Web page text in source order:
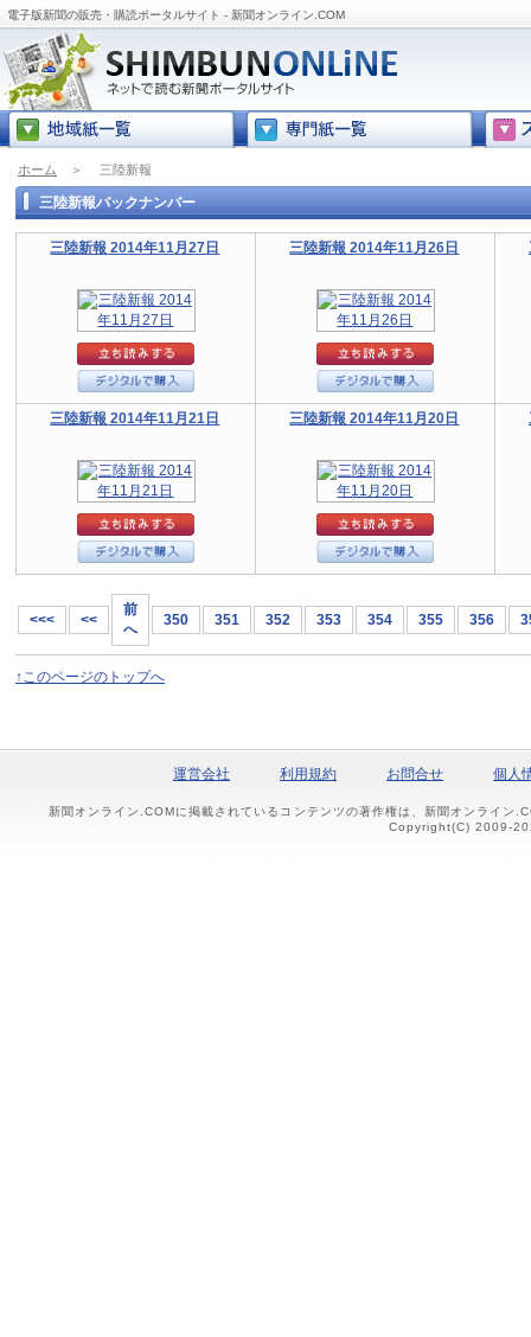
電子版新聞の販売・購読ポータルサイト - 新聞オンライン.COM
ホーム ＞ 三陸新報
三陸新報バックナンバー
三陸新報 2014年11月27日 三陸新報 2014年11月26日
三陸新報 2014年11月21日 三陸新報 2014年11月20日
<<< <<
前
へ
350 351 352 353 354 355 356
↑このページのトップへ
運営会社 利用規約 お問合せ 個人
新聞オンライン.COMに掲載されているコンテンツの著作権は、新聞オンライン
Copyright(C) 2009-